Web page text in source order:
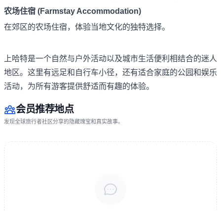
农场住宿 (Farmstay Accommodation)
在郊区的农场住宿，体验当地文化的独特选择。
上哈特是一个自然与户外活动以及城市生活便利相结合的迷人
地区。这里有远足和自行车小径，还有适合家庭的公园和娱乐
活动，为所有游客提供舒适而有趣的体验。
会员推荐地点
发现全球旅行者社区分享的隐藏瑰宝和真实故事。